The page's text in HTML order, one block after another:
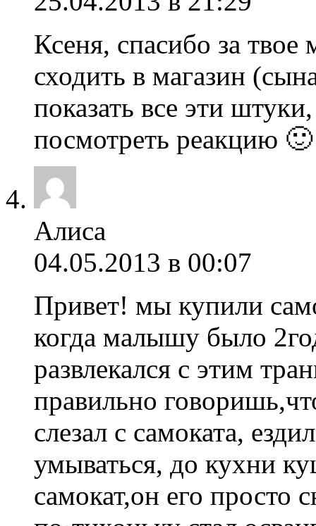
Ксеня, спасибо за
сходить в магазин
показать все эти
посмотреть реакцию 🙂
Алиса
04.05.2013 в 00:07
Привет! мы купили
когда малышу было
развлекался с этим
правильно
слезал с самоката,
умываться, до кухни
самокат,он его просто